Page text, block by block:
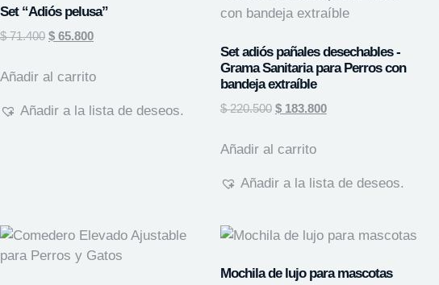
Set “Adiós pelusa”
$71.400 $ 65.800
Añadir al carrito
Añadir a la lista de deseos.
Set adiós pañales desechables -
Grama Sanitaria para Perros con
bandeja extraíble
$220.500 $183.800
Añadir al carrito
Añadir a la lista de deseos.
Mochila de lujo para mascotas